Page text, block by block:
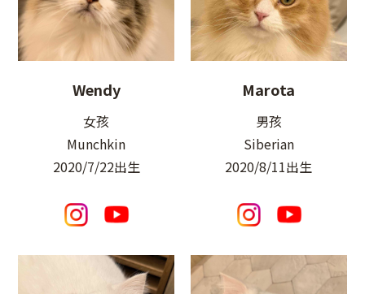
Wendy
女孩
Munchkin
2020/7/22出生
Marota
男孩
Siberian
2020/8/11出生